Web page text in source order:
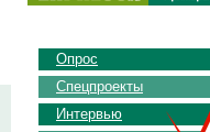
Опрос
Спецпроекты
Интервью